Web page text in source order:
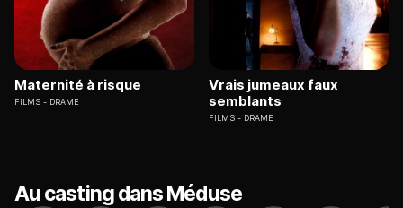
Maternité à risque
FILMS DRAME
Vrais jumeaux faux
semblants
FILMS DRAME
Au casting dans Méduse